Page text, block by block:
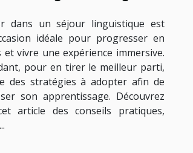
dans un séjour linguistique est
idéale pour progresser en
et vivre une expérience immersive.
pour en tirer le meilleur parti,
des stratégies à adopter afin de
son apprentissage. Découvrez
article des conseils pratiques,